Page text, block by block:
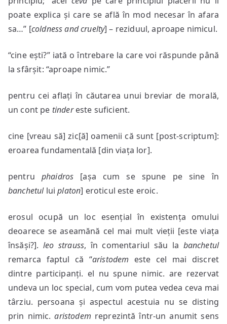
poate explica și care se află în mod necesar în afara
sa…” [coldness and cruelty] – reziduul, aproape nimicul.
“cine ești?” iată o întrebare la care voi răspunde până
la sfârșit: “aproape nimic.”
pentru cei aflați în căutarea unui breviar de morală,
un cont pe tindereste suficient.
cine [vreau să] zic[ă] oamenii că sunt [post-scriptum]:
eroarea fundamentală [din viața lor].
pentru phaidros [așa cum se spune pe sine în
banchetulluiplaton] eroticul este eroic.
erosul ocupă un loc esențial în existența omului
deoarece se aseamănă cel mai mult vieții [este viața
însăși?]. leo strauss, în comentariul său la banchetul
remarca faptul că “aristodem este cel mai discret
dintre participanți. el nu spune nimic. are rezervat
undeva un loc special, cum vom putea vedea ceva mai
târziu. persoana și aspectul acestuia nu se disting
prin nimic.aristodem reprezintă într-un anumit sens